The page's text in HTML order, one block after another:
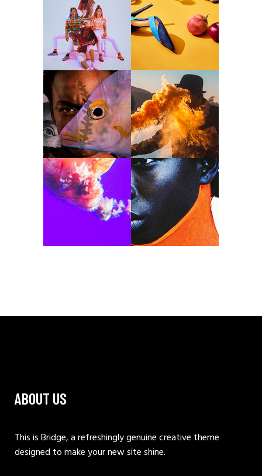
ABOUT US
This is Bridge, a refreshingly genuine creative theme
designed to make your new site shine.